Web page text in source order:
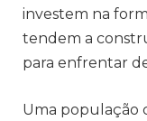
investem na
tendem a
para enfrentar
Uma população